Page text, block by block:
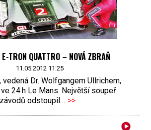
TRON QUATTRO – NOVÁ ZBRAŇ
11.05.2012 11:25
vedená Dr. Wolfgangem Ullrichem,
24 h Le Mans. Největší soupeř
odstoupil… >>